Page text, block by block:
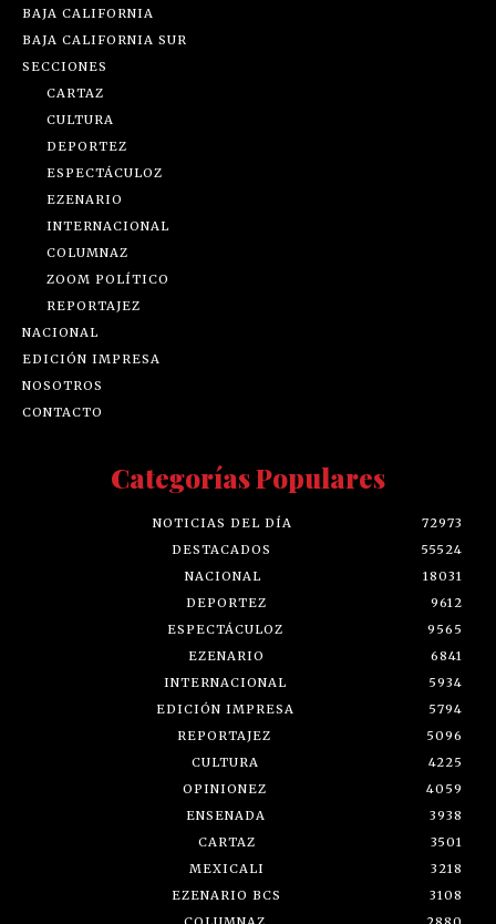
BAJA CALIFORNIA
BAJA CALIFORNIA SUR
SECCIONES
CARTAZ
CULTURA
DEPORTEZ
ESPECTÁCULOZ
EZENARIO
INTERNACIONAL
COLUMNAZ
ZOOM POLÍTICO
REPORTAJEZ
NACIONAL
EDICIÓN IMPRESA
NOSOTROS
CONTACTO
Categorías Populares
NOTICIAS DEL DÍA
72973
DESTACADOS
55524
NACIONAL
18031
DEPORTEZ
9612
ESPECTÁCULOZ
9565
EZENARIO
6841
INTERNACIONAL
5934
EDICIÓN IMPRESA
5794
REPORTAJEZ
5096
CULTURA
4225
OPINIONEZ
4059
ENSENADA
3938
CARTAZ
3501
MEXICALI
3218
EZENARIO BCS
3108